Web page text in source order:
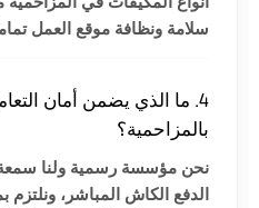
سلامة ونظافة موقع العمل
4. ما الذي يضمن أمان
بالمزاحمية؟
نحن مؤسسة رسمية ولنا سمعة
الدفع الكاش المباشر، ونلتزم